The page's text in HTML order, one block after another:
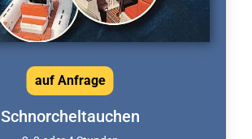
Schnorcheltauchen
auf Anfrage